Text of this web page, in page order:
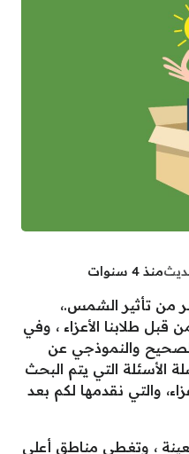
منذ 4 سنوات
من تأثير الشمس.،
طلابنا الأعزاء ، وفي
والنموذجي عن
الأسئلة التي يتم البحث
والتي نقدمها لكم بعد
، وتغطي مناطق أعلى